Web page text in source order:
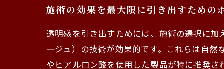
施術の効果を最大限に引き出すための
透明感を引き出すためには、施術の選択に
ージュ）の技術が効果的です。これらは自
やヒアルロン酸を使用した製品が特に推奨